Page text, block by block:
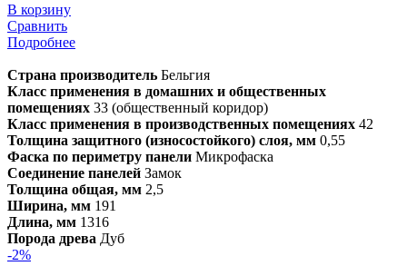
В корзину
Сравнить
Подробнее
Страна производитель Бельгия
Класс применения в домашних и общественных
помещениях 33 (общественный коридор)
Класс применения в производственных помещениях 42
Толщина защитного (износостойкого) слоя, мм 0,55
Фаска по периметру панели Микрофаска
Соединение панелей Замок
Толщина общая, мм 2,5
Ширина, мм 191
Длина, мм 1316
Порода древа Дуб
-2%